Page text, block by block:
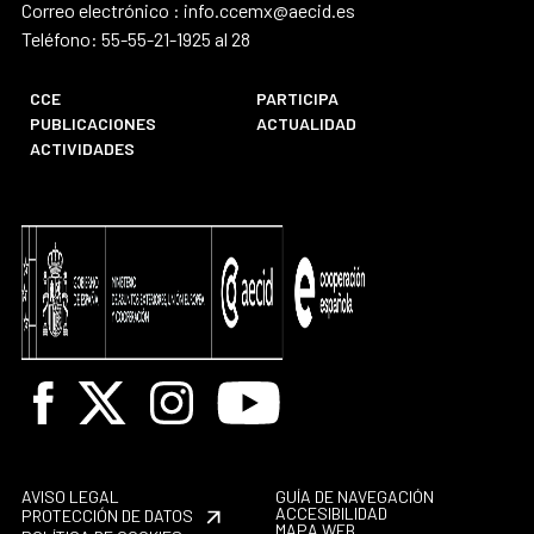
Correo electrónico : info.ccemx@aecid.es
Teléfono: 55-55-21-1925 al 28
CCE
PARTICIPA
PUBLICACIONES
ACTUALIDAD
ACTIVIDADES
Facebook
X InstagramYoutube
AVISO LEGAL
PROTECCIÓN DE DATOS
GUÍA DE NAVEGACIÓN
ACCESIBILIDAD